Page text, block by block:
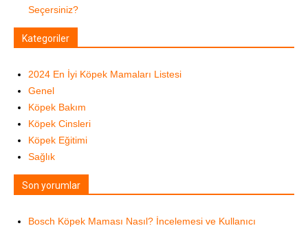
Seçersiniz?
Kategoriler
2024 En İyi Köpek Mamaları Listesi
Genel
Köpek Bakım
Köpek Cinsleri
Köpek Eğitimi
Sağlık
Son yorumlar
Bosch Köpek Maması Nasıl? İncelemesi ve Kullanıcı